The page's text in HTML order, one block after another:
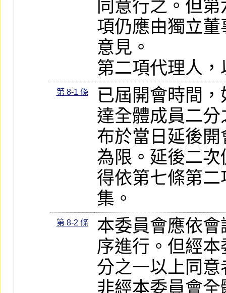
同意行之。但
項仍應由獨立
意見。
第二項代理人
第 8-1 條
已屆開會時間
達全體成員二
布於當日延後
為限。延後二
得依第七條第
集。
第 8-2 條
本委員會應依
序進行。但經
分之一以上同
非經本委員會